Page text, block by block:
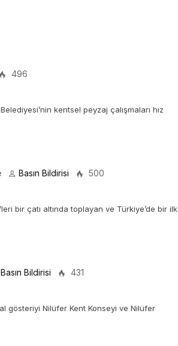
496
kentsel peyzaj çalışmaları hız
Basın Bildirisi 500
bir çatı altında toplayan ve Türkiye’de bir ilk
Basın Bildirisi 431
gösteriyi Nilüfer Kent Konseyi ve Nilüfer